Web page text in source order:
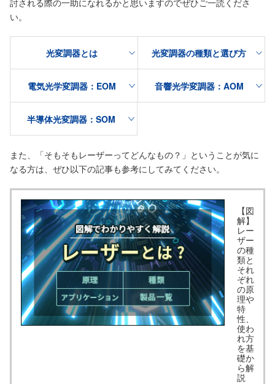
討される際の一助になれるかと思いますのでぜひご一読くださ
い。
光変調器とは 光変調器の種類と選び方
電気光学変調器：EOM 音響光学変調器：AOM
半導体光変調器：SOM
また、「そもそもレーザーってどんなもの？」ということが気に
なる方は、ぜひ以下の記事も参考にしてみてください。
【図
解】
レー
ザー
の種
類と
それ
ぞれ
の原
理や
特
性、
使わ
れ方
を基
礎か
ら解
説